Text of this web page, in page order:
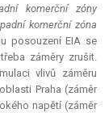
komerční zóny
komerční zóna
posouzení EIA se
záměry zrušit.
vlivů záměru
Praha (záměr
napětí (záměr